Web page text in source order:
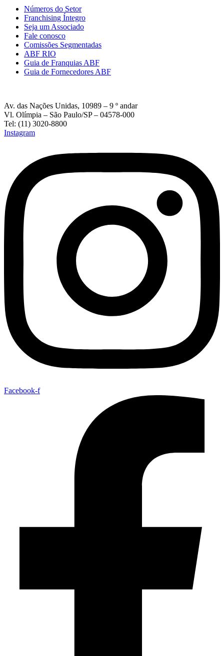
Números do Setor
Franchising Íntegro
Seja um Associado
Fale conosco
Comissões Segmentadas
ABF RIO
Guia de Franquias ABF
Guia de Fornecedores ABF
Av. das Nações Unidas, 10989 – 9 º andar
Vl. Olímpia – São Paulo/SP – 04578-000
Tel: (11) 3020-8800
Instagram
Facebook-f